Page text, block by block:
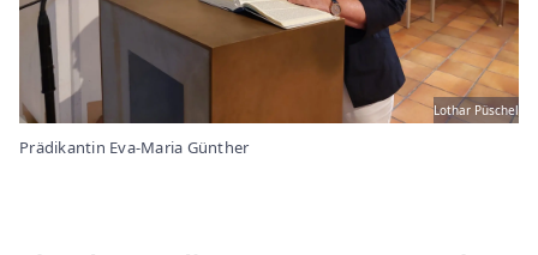
Lothar Püschel
Prädikantin Eva-Maria Günther